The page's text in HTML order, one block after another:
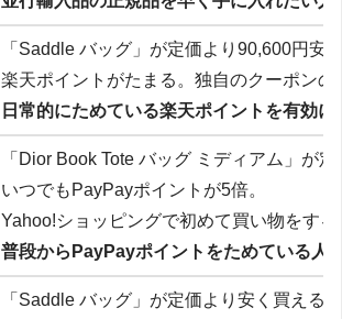
「Saddle バッグ」が定価より90,600円安
楽天ポイントがたまる。独自のクーポンの
日常的にためている楽天ポイントを有効
「Dior Book Tote バッグ ミディアム」が
いつでもPayPayポイントが5倍。
Yahoo!ショッピングで初めて買い物をす
普段からPayPayポイントをためている人
「Saddle バッグ」が定価より安く買える。